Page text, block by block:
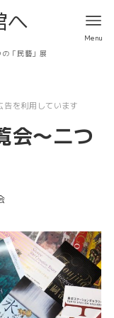
へ
「民藝」展
告を利用しています
会〜二つ